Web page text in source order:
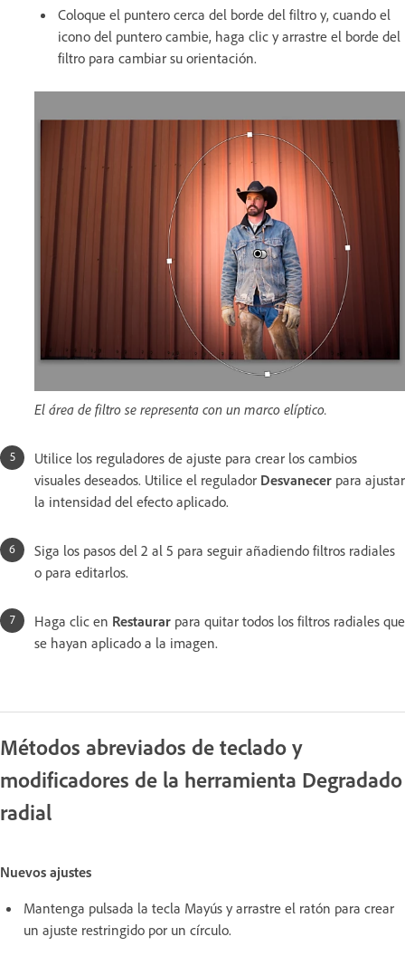
Coloque el puntero cerca del borde del filtro y, cuando el
icono del puntero cambie, haga clic y arrastre el borde del
filtro para cambiar su orientación.
El área de filtro se representa con un marco elíptico.
Utilice los reguladores de ajuste para crear los cambios
visuales deseados. Utilice el regulador Desvanecer para ajustar
la intensidad del efecto aplicado.
Siga los pasos del 2 al 5 para seguir añadiendo filtros radiales
o para editarlos.
Haga clic en Restaurar para quitar todos los filtros radiales que
se hayan aplicado a la imagen.
Métodos abreviados de teclado y
modificadores de la herramienta Degradado
radial
Nuevos ajustes
Mantenga pulsada la tecla Mayús y arrastre el ratón para crear
un ajuste restringido por un círculo.